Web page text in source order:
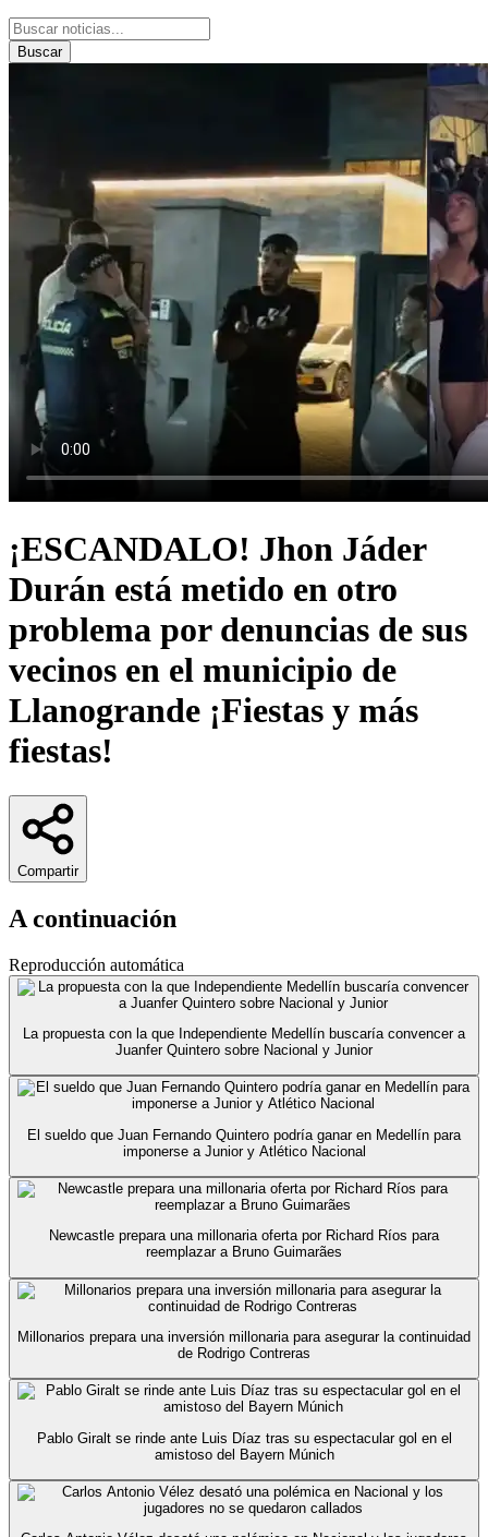
Buscar
¡ESCANDALO! Jhon Jáder
Durán está metido en otro
problema por denuncias de sus
vecinos en el municipio de
Llanogrande ¡Fiestas y más
fiestas!
Compartir
A continuación
Reproducción automática
La propuesta con la que Independiente Medellín buscaría convencer a
Juanfer Quintero sobre Nacional y Junior
El sueldo que Juan Fernando Quintero podría ganar en Medellín para
imponerse a Junior y Atlético Nacional
Newcastle prepara una millonaria oferta por Richard Ríos para
reemplazar a Bruno Guimarães
Millonarios prepara una inversión millonaria para asegurar la continuidad
de Rodrigo Contreras
Pablo Giralt se rinde ante Luis Díaz tras su espectacular gol en el
amistoso del Bayern Múnich